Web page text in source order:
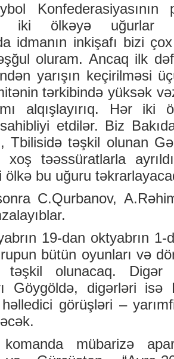
Konfederasiyasının
iki ölkəyə uğurlar
idmanın inkişafı bizi
oluram. Ancaq ilk
yarışın keçirilməsi
tərkibində yüksək
alqışlayırıq. Hər iki
etdilər. Biz
Tbilisidə təşkil olunan
xoş təəssüratlarla
ölkə bu uğuru
C.Qurbanov,
19-dan oktyabrın 1-
bütün oyunları və
təşkil olunacaq.
Göygöldə, digərləri isə
həlledici görüşləri –
mübarizə